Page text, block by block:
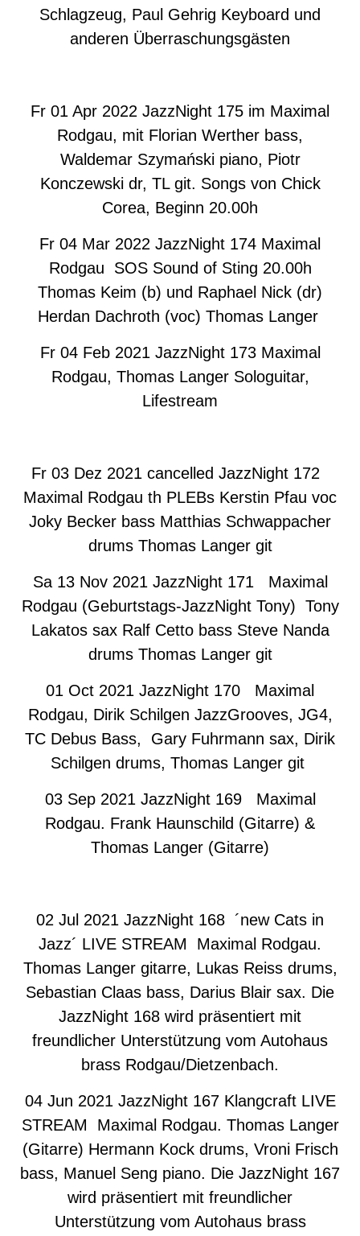
Schlagzeug, Paul Gehrig Keyboard und
anderen Überraschungsgästen
Fr 01 Apr 2022 JazzNight 175 im Maximal
Rodgau, mit Florian Werther bass,
Waldemar Szymański piano, Piotr
Konczewski dr, TL git. Songs von Chick
Corea, Beginn 20.00h
Fr 04 Mar 2022 JazzNight 174 Maximal
Rodgau SOS Sound of Sting 20.00h
Thomas Keim (b) und Raphael Nick (dr)
Herdan Dachroth (voc) Thomas Langer
Fr 04 Feb 2021 JazzNight 173 Maximal
Rodgau, Thomas Langer Sologuitar,
Lifestream
Fr 03 Dez 2021 cancelled JazzNight 172
Maximal Rodgau th PLEBs Kerstin Pfau voc
Joky Becker bass Matthias Schwappacher
drums Thomas Langer git
Sa 13 Nov 2021 JazzNight 171 Maximal
Rodgau (Geburtstags-JazzNight Tony) Tony
Lakatos sax Ralf Cetto bass Steve Nanda
drums Thomas Langer git
01 Oct 2021 JazzNight 170 Maximal
Rodgau, Dirik Schilgen JazzGrooves, JG4,
TC Debus Bass, Gary Fuhrmann sax, Dirik
Schilgen drums, Thomas Langer git
03 Sep 2021 JazzNight 169 Maximal
Rodgau. Frank Haunschild (Gitarre) &
Thomas Langer (Gitarre)
02 Jul 2021 JazzNight 168 ´new Cats in
Jazz´ LIVE STREAM Maximal Rodgau.
Thomas Langer gitarre, Lukas Reiss drums,
Sebastian Claas bass, Darius Blair sax. Die
JazzNight 168 wird präsentiert mit
freundlicher Unterstützung vom Autohaus
brass Rodgau/Dietzenbach.
04 Jun 2021 JazzNight 167 Klangcraft LIVE
STREAM Maximal Rodgau. Thomas Langer
(Gitarre) Hermann Kock drums, Vroni Frisch
bass, Manuel Seng piano. Die JazzNight 167
wird präsentiert mit freundlicher
Unterstützung vom Autohaus brass